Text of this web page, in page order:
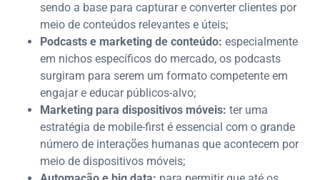
sendo a base para capturar e converter clientes por
meio de conteúdos relevantes e úteis;
Podcasts e marketing de conteúdo: especialmente
em nichos específicos do mercado, os podcasts
surgiram para serem um formato competente em
engajar e educar públicos-alvo;
Marketing para dispositivos móveis: ter uma
estratégia de mobile-first é essencial com o grande
número de interações humanas que acontecem por
meio de dispositivos móveis;